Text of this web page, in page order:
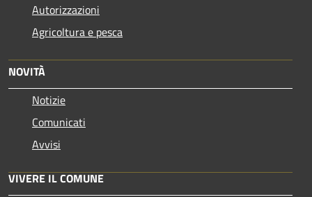
Autorizzazioni
Agricoltura e pesca
NOVITÀ
Notizie
Comunicati
Avvisi
VIVERE IL COMUNE